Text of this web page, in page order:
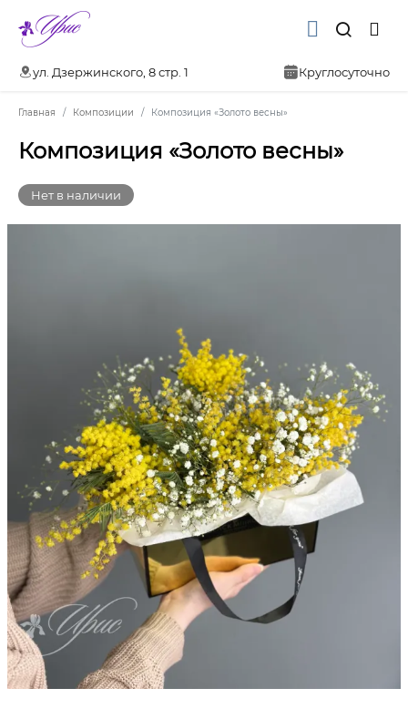
ул. Дзержинского, 8 стр. 1 Круглосуточно
Главная Композиции Композиция «Золото весны»
Композиция «Золото весны»
Нет в наличии